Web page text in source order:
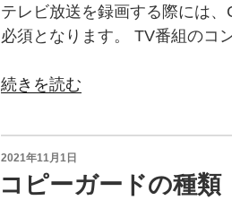
テレビ放送を録画する際には
必須となります。 TV番組のコ
“CPRM（Content
for
Recordable
Media）
続きを読む
投
日:
2021年11月1日
コピーガードの種類